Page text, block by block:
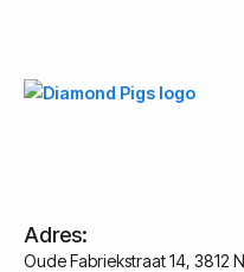
Adres:
Oude Fabriekstraat 14, 3812